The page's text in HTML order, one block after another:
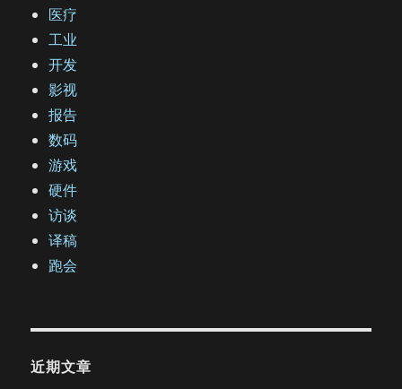
医疗
工业
开发
影视
报告
数码
游戏
硬件
访谈
译稿
跑会
近期文章